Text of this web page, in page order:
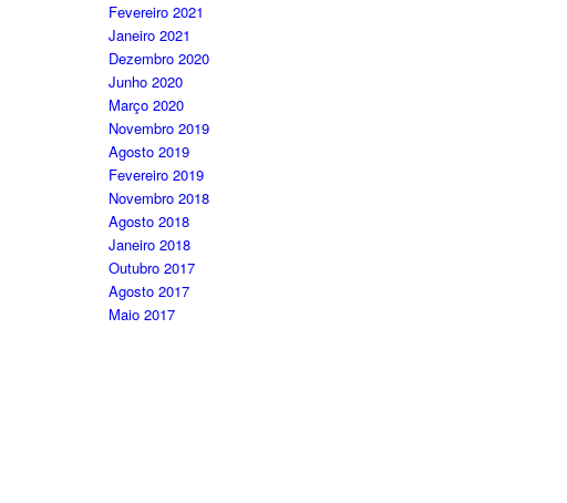
Fevereiro 2021
Janeiro 2021
Dezembro 2020
Junho 2020
Março 2020
Novembro 2019
Agosto 2019
Fevereiro 2019
Novembro 2018
Agosto 2018
Janeiro 2018
Outubro 2017
Agosto 2017
Maio 2017